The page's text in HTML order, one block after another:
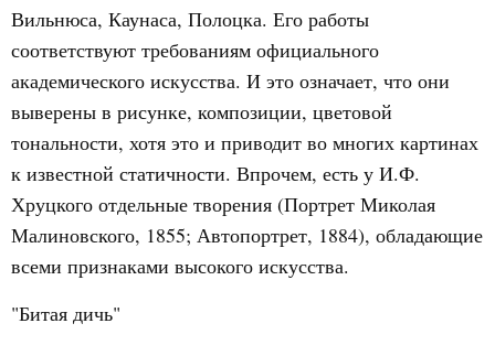
Вильнюса, Каунаса, Полоцка. Его работы
соответствуют требованиям официального
академического искусства. И это означает, что они
выверены в рисунке, композиции, цветовой
тональности, хотя это и приводит во многих картинах
к известной статичности. Впрочем, есть у И.Ф.
Хруцкого отдельные творения (Портрет Миколая
Малиновского, 1855; Автопортрет, 1884), обладающие
всеми признаками высокого искусства.
"Битая дичь"